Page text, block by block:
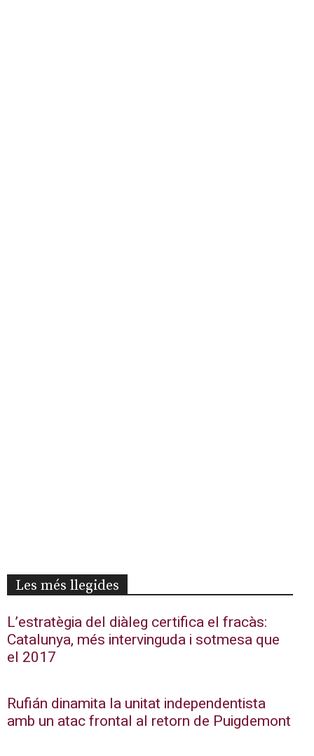
Les més llegides
L’estratègia del diàleg certifica el fracàs:
Catalunya, més intervinguda i sotmesa que
el 2017
Rufián dinamita la unitat independentista
amb un atac frontal al retorn de Puigdemont